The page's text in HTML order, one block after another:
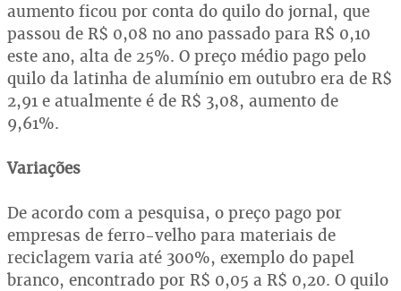
aumento ficou por conta do quilo do jornal, que
passou de R$ 0,08 no ano passado para R$ 0,10
este ano, alta de 25%. O preço médio pago pelo
quilo da latinha de alumínio em outubro era de R$
2,91 e atualmente é de R$ 3,08, aumento de
9,61%.
Variações
De acordo com a pesquisa, o preço pago por
empresas de ferro-velho para materiais de
reciclagem varia até 300%, exemplo do papel
branco, encontrado por R$ 0,05 a R$ 0,20. O quilo